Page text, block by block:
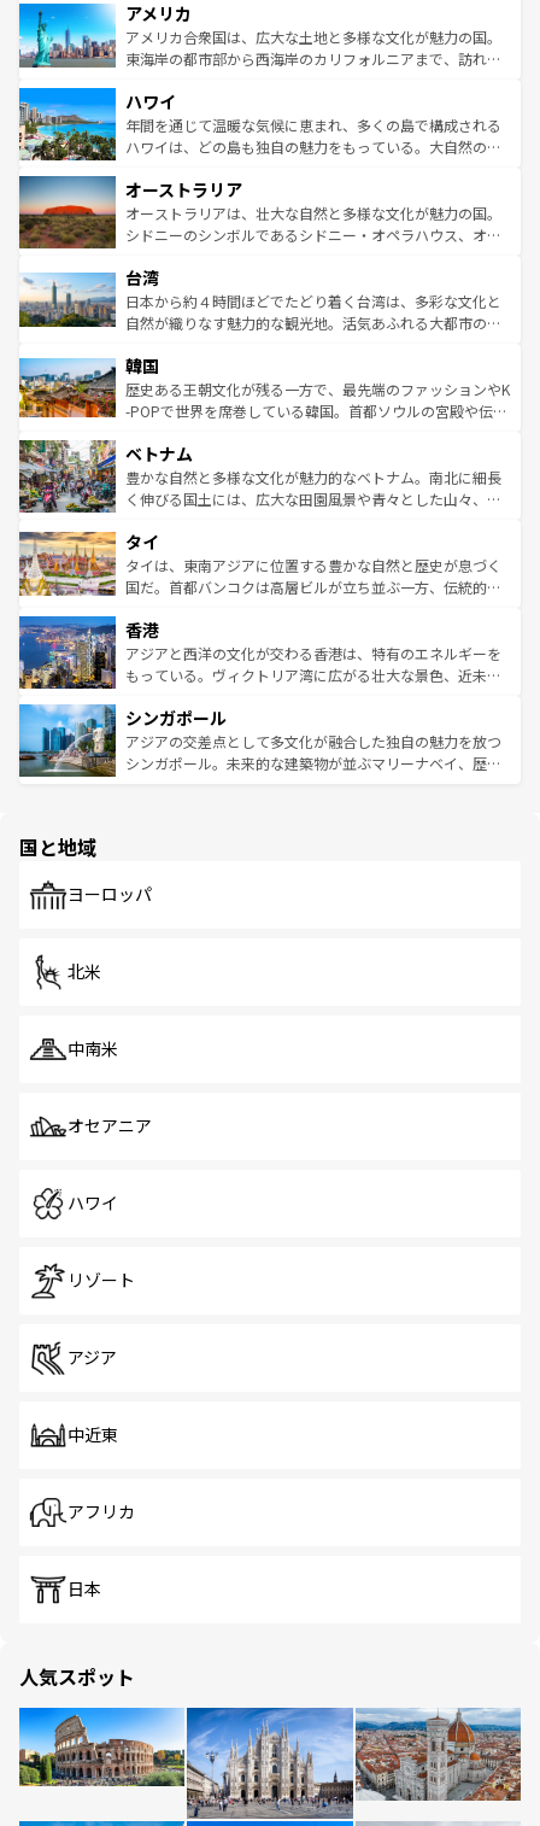
ンツ一覧を参照してほしい。
の建物がそのまま残る町や、スイスならではのユニークな
博物館もあり、アルプス観光だけでなく町歩きも満喫する
ことができる。国民の所得が高いため物価も高いが、旅行
ば市内交通費無料で観光を楽しむこともできる。 なお、新
着のスイス情報はコンテンツ一覧 を参照してほしい。
アメリカ
アメリカ合衆国は、広大な土地と多様な文化が魅力の国。
東海岸の都市部から西海岸のカリフォルニアまで、訪れる
のような巨大都市は、観光、ショッピング、エンターテイ
ンメントが詰まった刺激的なスポットだ。一方、アメリカ
西部には大自然が広がり、グランドキャニオンやイエロー
部のニューオーリンズでは、音楽と美食が融合した独特の
文化が魅力。旅行者はアメリカの各地域で異なる魅力を楽
しみながら、その多様性と豊かな歴史を感じることができ
ならではの贅沢な旅のスタイルだ。 なお、新着のアメリカ
情報はコンテンツ一覧を参照してほしい。
ハワイ
年間を通じて温暖な気候に恵まれ、多くの島で構成される
ハワイは、どの島も独自の魅力をもっている。大自然の神
ワイ島は見逃せない。また、定番の観光地といえばオアフ
島だが、静かな自然を求めるならマウイ島やカウアイ島が
おすすめ。エメラルドグリーンに輝く海をはじめ、豊かな
れるおもてなしの心で訪れる人々を迎えてくれるハワイの
人々、おいしいローカルフードやハワイアンミュージッ
ク、伝統的なフラダンスなど、すべてがハワイの魅力を彩
ワイを、存分に味わってほしい。 なお、新着のハワイ情報
はコンテンツ一覧を参照してほしい。
オーストラリア
オーストラリアは、壮大な自然と多様な文化が魅力の国。
シドニーのシンボルであるシドニー・オペラハウス、オー
リアリーフや大陸中央部にそびえるウルル（エアーズロッ
ク）、タスマニアの美しい原生林やケアンズの熱帯雨林な
ど、見どころがたくさん。また、カフェやワイン、オージ
いる。アクティビティも充実しており、サーフィンやダイ
ビング、ハイキングなど、アウトドア好きにはたまらな
い。オーストラリアの多彩な魅力を存分に味わいつくそ
参照してほしい。
台湾
日本から約４時間ほどでたどり着く台湾は、多彩な文化と
自然が織りなす魅力的な観光地。活気あふれる大都市の台
ン）、静ひつな山岳地帯である台湾東部など、都市の喧騒
と山間の静けさが共存しており、訪れる人に新しい発見と
驚きをもたらしてくれる。また、奥深い台湾の食文化も魅
容にもいいと評判のスイーツなど、バラエティ豊かな料理
が味わえる。 なお、新着の台湾情報は コンテンツ一覧を参
照してほしい。
韓国
歴史ある王朝文化が残る一方で、最先端のファッションやK
-POPで世界を席巻している韓国。首都ソウルの宮殿や伝統
き、地方に足を延ばせば四季折々の自然美を楽しむことが
できる。そして、キムチや焼肉、絶品のストリートフード
まで、さまざまな韓国料理が待っている。夜には、韓国な
リティに包まれながら、韓国の多彩な魅力を心ゆくまで味
わってみてほしい。 なお、新着の韓国情報はコンテンツ一
覧を参照してほしい。
ベトナム
豊かな自然と多様な文化が魅力的なベトナム。南北に細長
く伸びる国土には、広大な田園風景や青々とした山々、世
急速な発展と共に伝統が息づく。ハノイの古い町並みやホ
ーチミン市のフランス統治時代の建物も、独特の雰囲気を
醸し出している。また、バラエティの豊かさとおいしさで
とつ。フォーやバインミー、ベトナムコーヒーなどは、ぜ
ひ現地で味わいたい。どの地域を訪れてもあたたかい人々
が旅行者を迎えてくれるので、きっと忘れられない旅にな
参照してほしい。
タイ
タイは、東南アジアに位置する豊かな自然と歴史が息づく
国だ。首都バンコクは高層ビルが立ち並ぶ一方、伝統的な
の活気が交差している。北部ではチェンマイなどの山岳地
帯で自然と触れ合い、南部ではプーケットやクラビの美し
いビーチでリゾート気分を楽しむことができる。タイ料理
激する。気候は一年中温暖で、どの季節にも異なる楽しみ
が待っている。親しみやすいタイの人々、仏教を中心とし
た文化、そして多様な観光資源が、訪れる旅人を魅了し続
香港
アジアと西洋の文化が交わる香港は、特有のエネルギーを
もっている。ヴィクトリア湾に広がる壮大な景色、近未来
み、どこを訪れても感動するはず。観光スポットが密集し
ており、効率よく見どころを回れるのも魅力。息をのむよ
うな絶景から文化的な体験まで、香港を存分に楽しみ尽く
シンガポール
アジアの交差点として多文化が融合した独自の魅力を放つ
シンガポール。未来的な建築物が並ぶマリーナベイ、歴史
で、ホーカーズは地元の風情を楽しめる外せないスポット
国と地域
ヨーロッパ
北米
中南米
オセアニア
ハワイ
リゾート
アジア
中近東
アフリカ
日本
人気スポット